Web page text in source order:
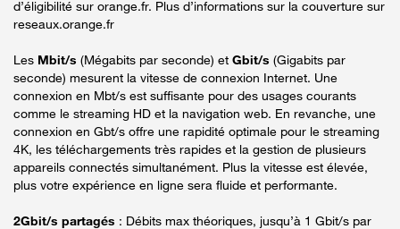
d’éligibilité sur orange.fr. Plus d’informations sur la couverture sur
reseaux.orange.fr
Les Mbit/s (Mégabits par seconde) et Gbit/s (Gigabits par
seconde) mesurent la vitesse de connexion Internet. Une
connexion en Mbt/s est suffisante pour des usages courants
comme le streaming HD et la navigation web. En revanche, une
connexion en Gbt/s offre une rapidité optimale pour le streaming
4K, les téléchargements très rapides et la gestion de plusieurs
appareils connectés simultanément. Plus la vitesse est élevée,
plus votre expérience en ligne sera fluide et performante.
2Gbit/s partagés : Débits max théoriques, jusqu’à 1 Gbit/s par